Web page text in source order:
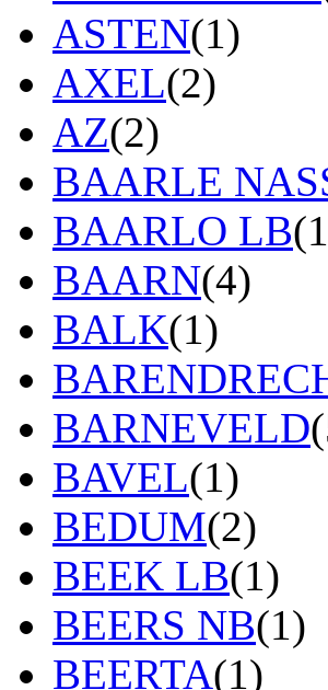
ASTEN(1)
AXEL(2)
AZ(2)
BAARLE
BAARLO LB
BAARN(4)
BALK(1)
BARNEVELD
BAVEL(1)
BEDUM(2)
BEEK LB(1)
BEERS NB(1)
BEERTA(1)